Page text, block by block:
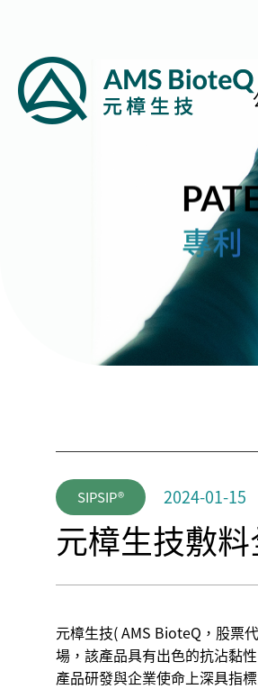
專利
SIPSIP® 2024-01-15
元樟生技敷
元樟生技( AMS BioteQ，股票
場，該產品具有出色的抗沾黏
產品研發與企業使命上深具指